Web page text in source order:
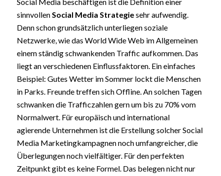
sinnvollenSocial Media Strategiesehr aufwendig.
Denn schon grundsätzlich unterliegen soziale
Netzwerke, wie das World Wide Web im Allgemeinen
einem ständig schwankenden Traffic aufkommen. Das
liegt an verschiedenen Einflussfaktoren. Ein einfaches
Beispiel: Gutes Wetter im Sommer lockt die Menschen
in Parks. Freunde treffen sich Offline. An solchen Tagen
schwanken die Trafficzahlen gern um bis zu 70% vom
Normalwert. Für europäisch und international
agierende Unternehmen ist die Erstellung solcher Social
Media Marketingkampagnen noch umfangreicher, die
Überlegungen noch vielfältiger. Für den perfekten
Zeitpunkt gibt es keine Formel. Das belegen nicht nur